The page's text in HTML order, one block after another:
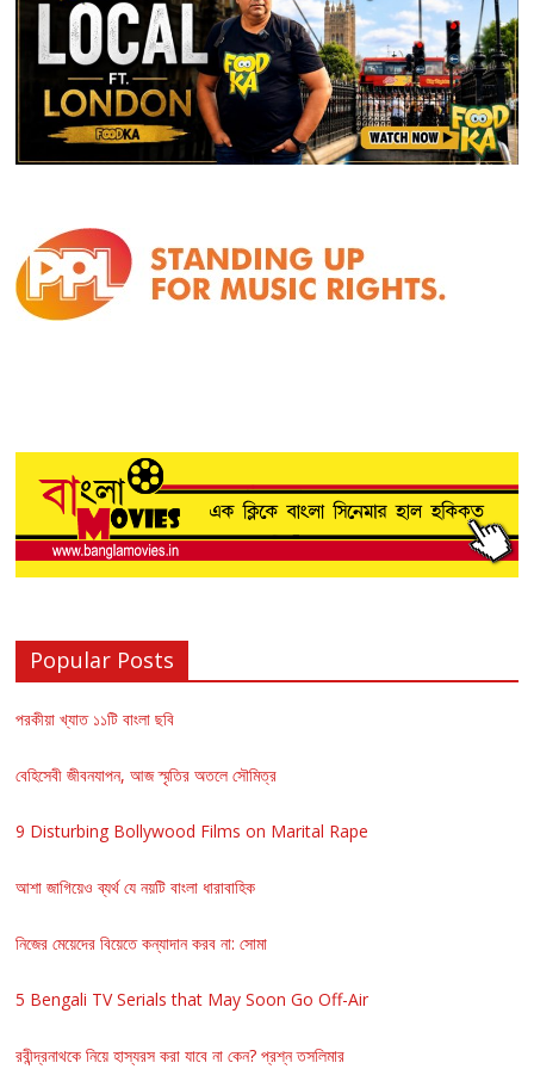
Popular Posts
পরকীয়া খ্যাত ১১টি বাংলা ছবি
বেহিসেবী জীবনযাপন, আজ স্মৃতির অতলে সৌমিত্র
9 Disturbing Bollywood Films on Marital Rape
আশা জাগিয়েও ব্যর্থ যে নয়টি বাংলা ধারাবাহিক
নিজের মেয়েদের বিয়েতে কন্যাদান করব না: সোমা
5 Bengali TV Serials that May Soon Go Off-Air
রবীন্দ্রনাথকে নিয়ে হাস্যরস করা যাবে না কেন? প্রশ্ন তসলিমার